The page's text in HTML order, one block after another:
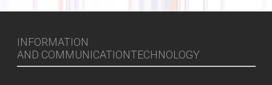
INFORMATION
AND COMMUNICATIONTECHNOLOGY